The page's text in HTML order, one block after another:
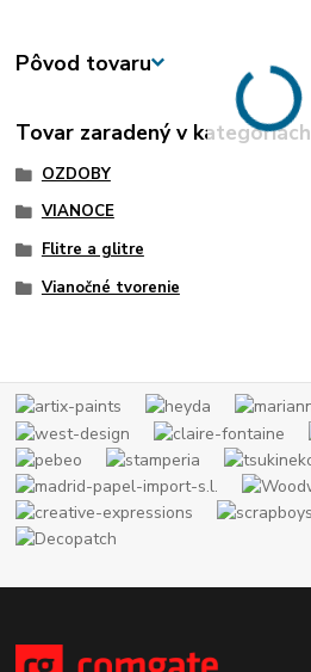
Pôvod tovaru
Tovar zaradený v kategóriách
OZDOBY
VIANOCE
Flitre a glitre
Vianočné tvorenie